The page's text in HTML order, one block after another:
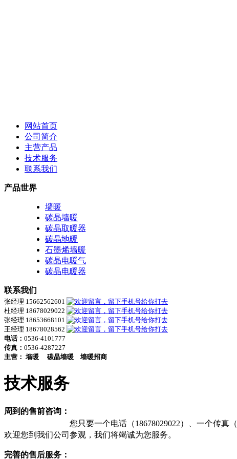
网站首页
公司简介
主营产品
技术服务
联系我们
产品世界
墙暖
碳晶墙暖
碳晶取暖器
碳晶地暖
石墨烯墙暖
碳晶电暖气
碳晶电暖器
联系我们
张经理 15662562601
杜经理 18678029022
张经理 18653668101
王经理 18678028562
电话： 0536-4101777
传真： 0536-4287227
主营： 墙暖 碳晶墙暖 墙暖招商
技术服务
周到的售前咨询：
您只要一个电话（18678029022）、一个传真（
欢迎您到我们公司参观，我们将竭诚为您服务。
完善的售后服务：